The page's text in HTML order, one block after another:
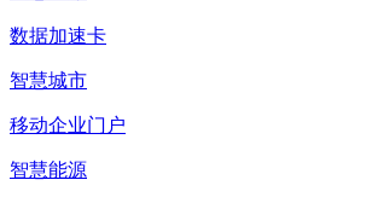
数据加速卡
智慧城市
移动企业门户
智慧能源